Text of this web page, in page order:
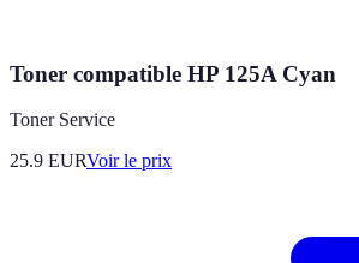
Toner compatible HP 125A Cyan
Toner Service
25.9 EURVoir le prix